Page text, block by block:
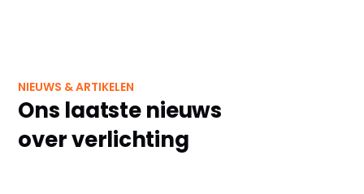
NIEUWS & ARTIKELEN
Ons laatste nieuws
over verlichting